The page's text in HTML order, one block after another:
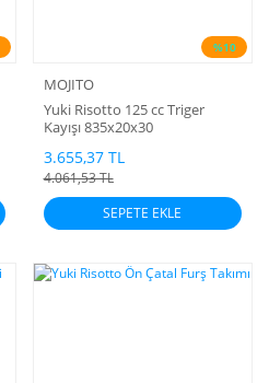
%10
MOJITO
Yuki Risotto 125 cc Triger
Kayışı 835x20x30
3.655,37 TL
4.061,53 TL
SEPETE EKLE